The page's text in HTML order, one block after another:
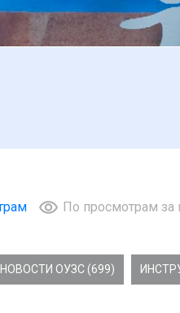
По просмотрам за
НОВОСТИ ОУЗС (699)